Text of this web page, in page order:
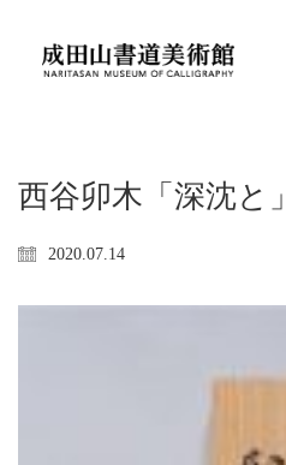
西谷卯木「深沈と
2020.07.14